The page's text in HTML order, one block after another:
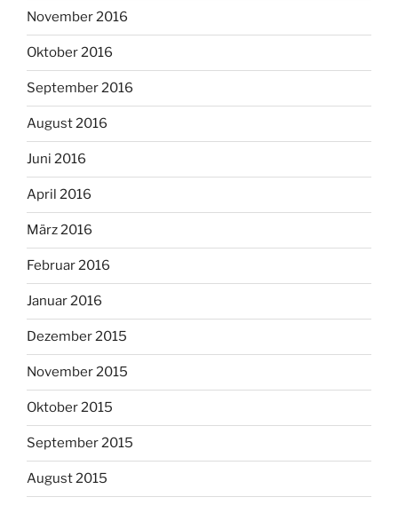
November 2016
Oktober 2016
September 2016
August 2016
Juni 2016
April 2016
März 2016
Februar 2016
Januar 2016
Dezember 2015
November 2015
Oktober 2015
September 2015
August 2015